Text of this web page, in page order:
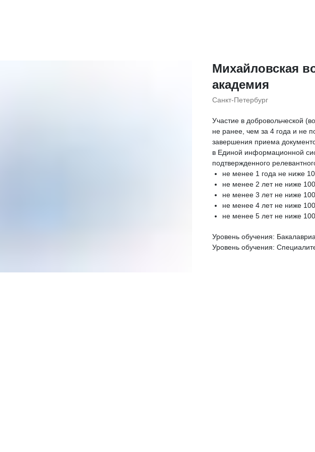
Михайловская
академия
Санкт-Петербург
Участие в добровольческой
не ранее, чем за 4 года и не
завершения приема
в Единой информационной
подтвержденного
не менее 1 года не ниже
не менее 2 лет не ниже
не менее 3 лет не ниже
не менее 4 лет не ниже
не менее 5 лет не ниже
Уровень обучения:
Уровень обучения: